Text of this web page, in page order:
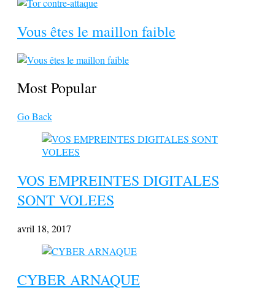
Vous êtes le maillon faible
Most Popular
Go Back
VOS EMPREINTES DIGITALES
SONT VOLEES
avril 18, 2017
CYBER ARNAQUE